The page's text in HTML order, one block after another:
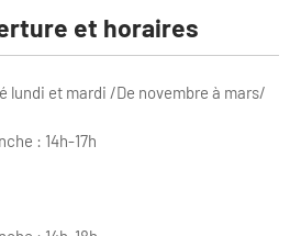
Fleuris
et horaires
lundi et mardi /De novembre à mars/
: 14h-17h